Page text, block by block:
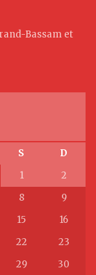
Bassam et
S
D
1
2
8
9
15
16
22
23
29
30